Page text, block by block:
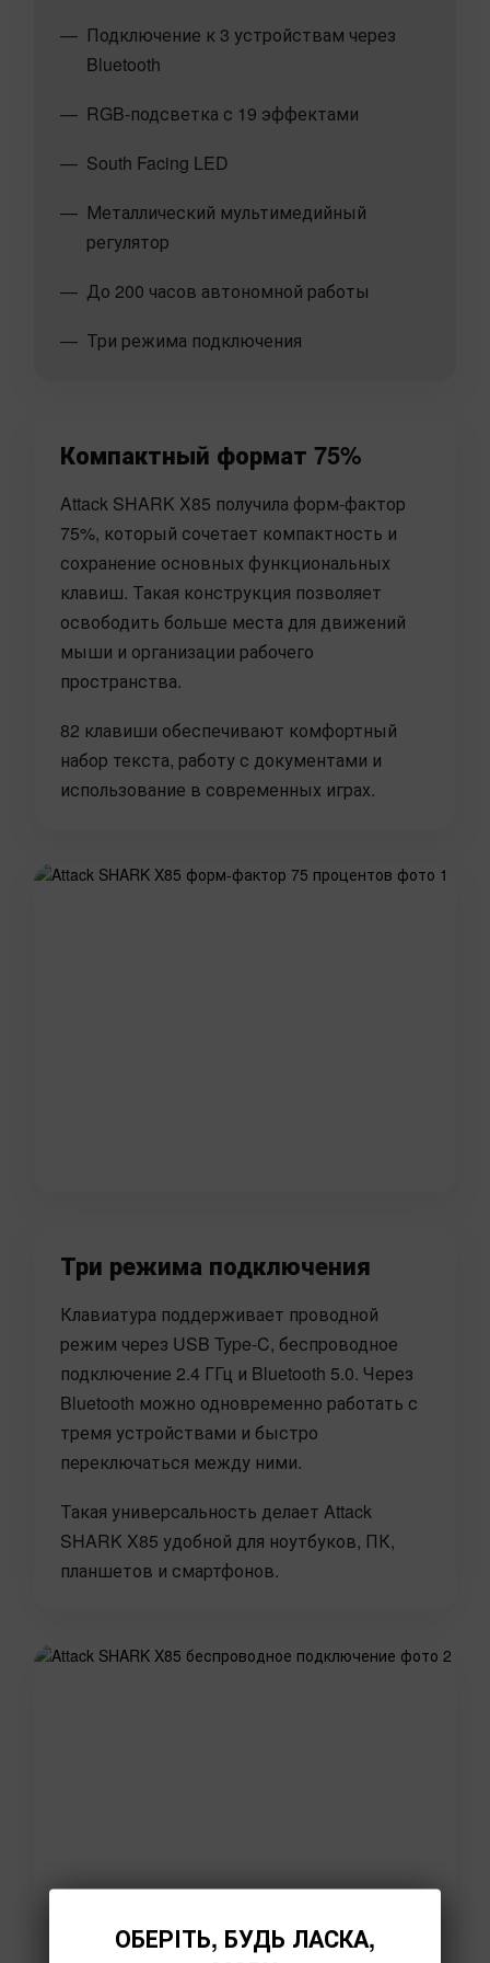
Подключение к 3 устройствам через
Bluetooth
RGB-подсветка с 19 эффектами
South Facing LED
Металлический мультимедийный
регулятор
До 200 часов автономной работы
Три режима подключения
Компактный формат 75%
Attack SHARK X85 получила форм-фактор
75%, который сочетает компактность и
сохранение основных функциональных
клавиш. Такая конструкция позволяет
освободить больше места для движений
мыши и организации рабочего
пространства.
82 клавиши обеспечивают комфортный
набор текста, работу с документами и
использование в современных играх.
Три режима подключения
Клавиатура поддерживает проводной
режим через USB Type-C, беспроводное
подключение 2.4 ГГц и Bluetooth 5.0. Через
Bluetooth можно одновременно работать с
тремя устройствами и быстро
переключаться между ними.
Такая универсальность делает Attack
SHARK X85 удобной для ноутбуков, ПК,
планшетов и смартфонов.
ОБЕРІТЬ, БУДЬ ЛАСКА,